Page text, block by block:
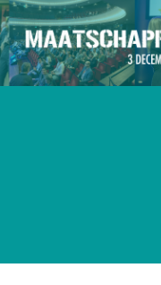
Overslaan
en
naar
de
inhoud
gaan